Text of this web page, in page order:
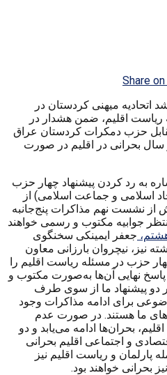
Share
اتحادیه میهنی کردستان در
ریاست اقلیم، ضمن هشدار در
حزب دمکرات کردستان عراق
بحرانی در اقلیم در صورت
به رد کردن پیشنهاد چهار حزب
اسلامی و جماعت اسلامی) از
نشست نهم مذاکرات پنج‌جانبه
منتظر جوابیه مکتوب و رسمی خواهند
جعفر ایمینکی سخنگوی
نیز، نیچروان بارزانی معاون
حزب در مسئله ریاست اقلیم را
نهایی آن‌ها به‌صورت مکتوب و
دو پیشنهاد ما از سوی طرف
برای ادامه مذاکرات وجود
ما هستند. در صورت عدم
بحران‌ها ادامه می‌یابد و دو
و اجتماعی اقلیم بحرانی
پارلمان و ریاست اقلیم نیز
بحرانی خواهند بود.